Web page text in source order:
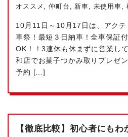
オススメ
,仲町台 新車 未使用車
10月11日～10月17日は、アク
車祭！最短３日納車！全車保証
OK！！3連休も休まずに営業し
和店でお菓子つかみ取りプレゼ
予約 […]
【徹底比較】初心者にも